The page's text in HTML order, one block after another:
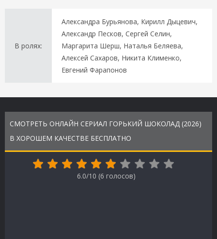
В ролях:
Александра Бурьянова, Кирилл Дыцевич,
Александр Песков, Сергей Селин,
Маргарита Шерш, Наталья Беляева,
Алексей Сахаров, Никита Клименко,
Евгений Фарапонов
СМОТРЕТЬ ОНЛАЙН СЕРИАЛ ГОРЬКИЙ ШОКОЛАД (2026)
В ХОРОШЕМ КАЧЕСТВЕ БЕСПЛАТНО
6.0/10 (6 голосов)